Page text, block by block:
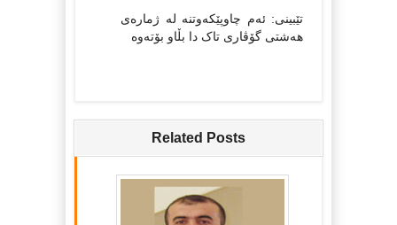
تێبینی: ئه‌م چاوپێکه‌وتنه‌ له‌ ژماره‌ی
هه‌شتی گۆڤاری تاک دا بڵاو بۆته‌وه‌
Related Posts